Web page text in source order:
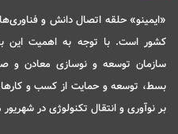
«ایمینو» حلقه اتصال دانش و
کشور است. با توجه به اهمیت
سازمان توسعه و نوسازی معادن و
بسط، توسعه و حمایت از کسب و کارهای
بر نوآوری و انتقال تکنولوژی در شهریور ماه سال 1399